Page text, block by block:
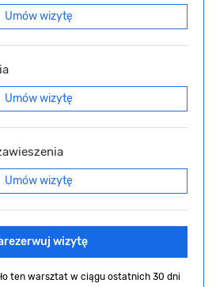
Umów wizytę
Umów wizytę
Umów wizytę
wizytę
ten warsztat w ciągu ostatnich 30 dni